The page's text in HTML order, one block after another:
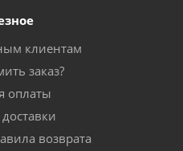
клиентам
заказ?
оплаты
возврата